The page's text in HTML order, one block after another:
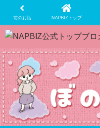
前のお話 NAPBIZトップ